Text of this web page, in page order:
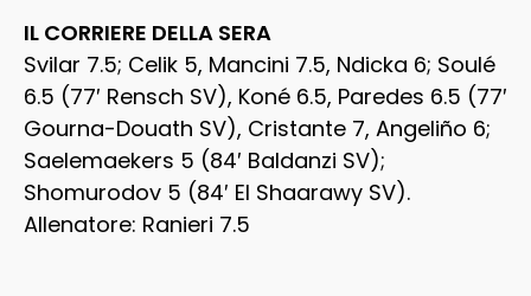
IL CORRIERE DELLA SERA
Svilar 7.5; Celik 5, Mancini 7.5, Ndicka 6; Soulé
6.5 (77′ Rensch SV), Koné 6.5, Paredes 6.5 (77′
Gourna-Douath SV), Cristante 7, Angeliño 6;
Saelemaekers 5 (84′ Baldanzi SV);
Shomurodov 5 (84′ El Shaarawy SV).
Allenatore: Ranieri 7.5